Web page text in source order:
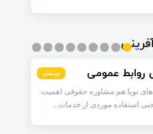
روابط عمومی بیشتر
نوپا هم مشاوره حقوقی اهمیت
استفاده موردی از خدمات...
بیشتر
بیشتر
بیشتر
بیشتر
بیشتر
بیشتر
بیشتر
بیشتر